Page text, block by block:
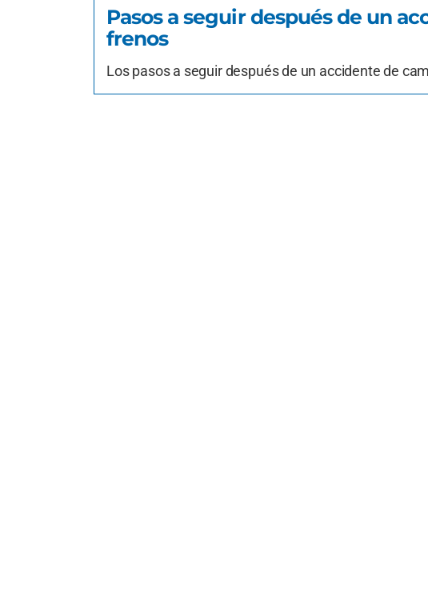
Pasos a seguir después de un
frenos
Los pasos a seguir después de un accidente de